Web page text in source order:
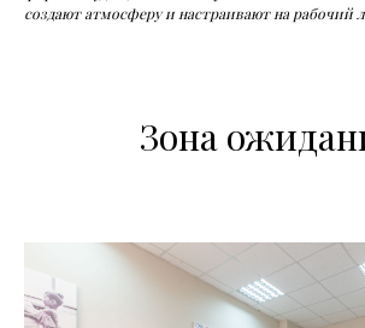
создают атмосферу и настраивают на рабочий
Зона